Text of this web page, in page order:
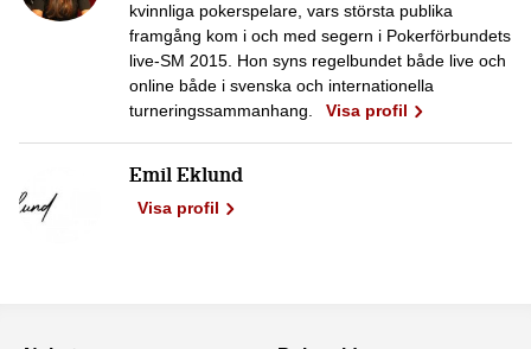
kvinnliga pokerspelare, vars största publika
framgång kom i och med segern i Pokerförbundets
live-SM 2015. Hon syns regelbundet både live och
online både i svenska och internationella
turneringssammanhang.
Visa profil
Emil Eklund
Visa profil